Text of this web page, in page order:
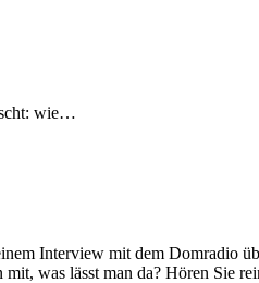
wie…
Interview mit dem Domradio
was lässt man da? Hören Sie